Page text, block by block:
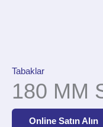
Tabaklar
180 MM
Online Satın Alın